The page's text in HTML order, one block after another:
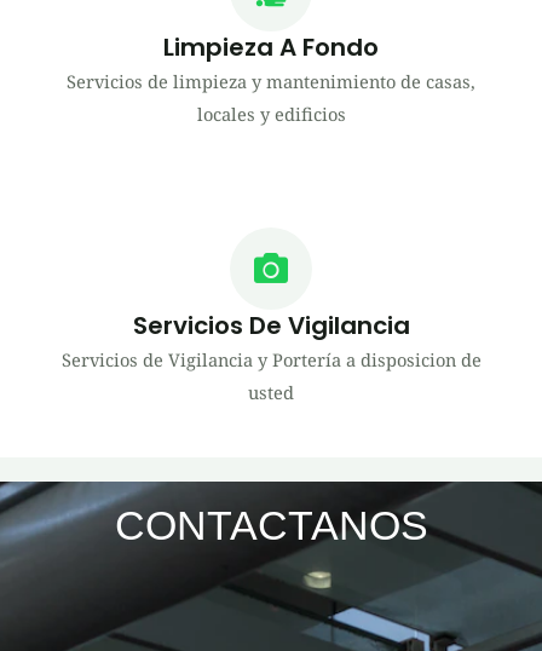
Limpieza A Fondo
Servicios de limpieza y mantenimiento de casas,
locales y edificios
Servicios De Vigilancia
Servicios de Vigilancia y Portería a disposicion de
usted
CONTACTANOS